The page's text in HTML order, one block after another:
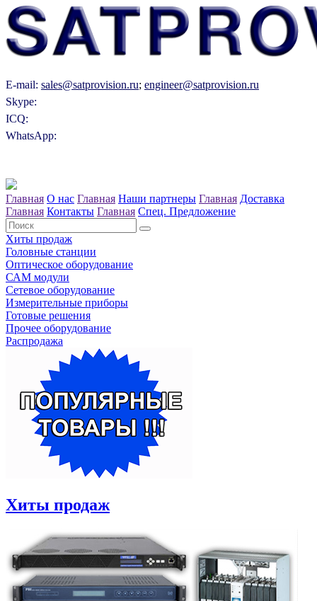
E-mail: sales@satprovision.ru; engineer@satprovision.ru
Skype:
ICQ:
WhatsApp:
Главная О нас Главная Наши партнеры Главная Доставка
Главная Контакты Главная Спец. Предложение
Хиты продаж
Головные станции
Оптическое оборудование
САM модули
Сетевое оборудование
Измерительные приборы
Готовые решения
Прочее оборудование
Распродажа
Хиты продаж